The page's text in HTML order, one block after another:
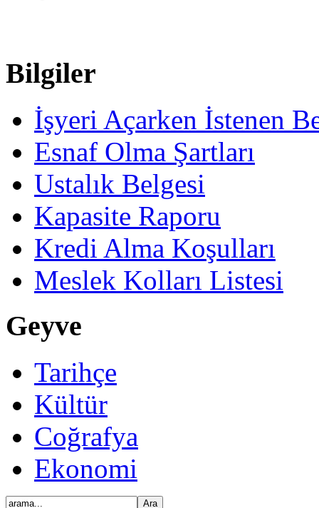
Bilgiler
İşyeri Açarken İstenen
Esnaf Olma Şartları
Ustalık Belgesi
Kapasite Raporu
Kredi Alma Koşulları
Meslek Kolları Listesi
Geyve
Tarihçe
Kültür
Coğrafya
Ekonomi